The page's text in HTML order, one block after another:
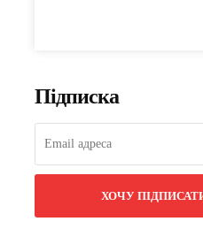
Підписка
ХОЧУ